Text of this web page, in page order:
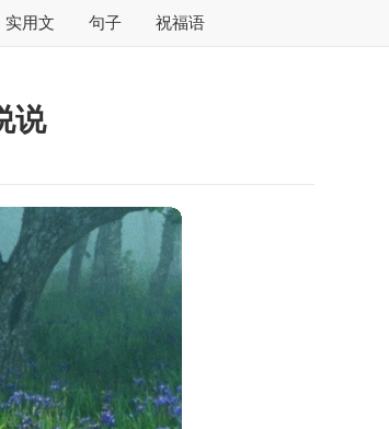
实用文 句子 祝福语
说